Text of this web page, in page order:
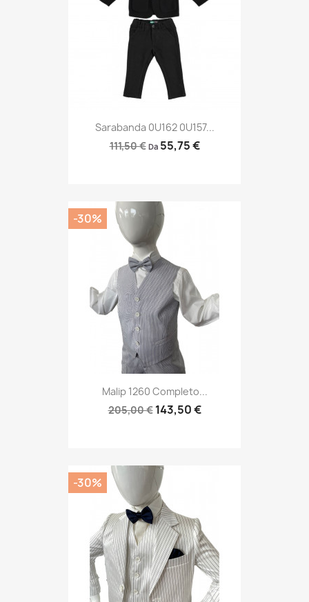
Sarabanda 0U162 0U157...
111,50 € Da 55,75 €
Malip 1260 Completo...
205,00 € 143,50 €
-30%
-30%